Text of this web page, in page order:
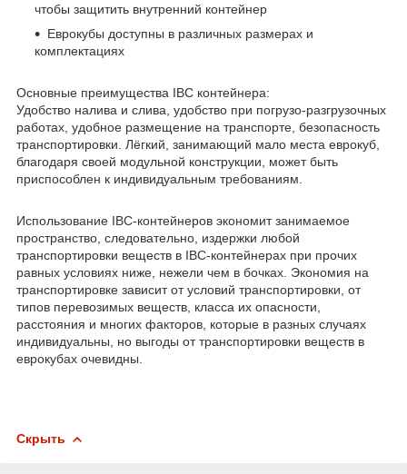
чтобы защитить внутренний контейнер
Еврокубы доступны в различных размерах и
комплектациях
Основные преимущества IBC контейнера:
Удобство налива и слива, удобство при погрузо-разгрузочных
работах, удобное размещение на транспорте, безопасность
транспортировки. Лёгкий, занимающий мало места еврокуб,
благодаря своей модульной конструкции, может быть
приспособлен к индивидуальным требованиям.
Использование IBC-контейнеров экономит занимаемое
пространство, следовательно, издержки любой
транспортировки веществ в IBC-контейнерах при прочих
равных условиях ниже, нежели чем в бочках. Экономия на
транспортировке зависит от условий транспортировки, от
типов перевозимых веществ, класса их опасности,
расстояния и многих факторов, которые в разных случаях
индивидуальны, но выгоды от транспортировки веществ в
еврокубах очевидны.
Скрыть